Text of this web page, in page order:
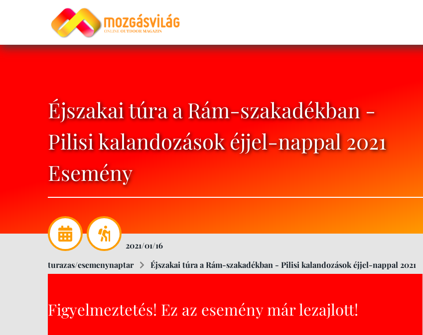
Éjszakai túra a Rám-szakadékban -
Pilisi kalandozások éjjel-nappal 2021
Esemény
2021/01/16
turazas/esemenynaptar
Éjszakai túra a Rám-szakadékban - Pilisi kalandozások éjjel-nappal 2021
Figyelmeztetés! Ez az esemény már lezajlott!